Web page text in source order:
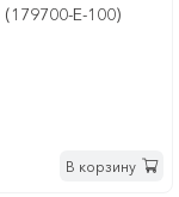
E-100)
В корзину